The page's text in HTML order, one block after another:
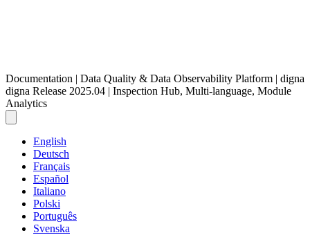
Documentation | Data Quality & Data Observability Platform | digna
digna Release 2025.04 | Inspection Hub, Multi-language, Module
Analytics
English
Deutsch
Français
Español
Italiano
Polski
Português
Svenska